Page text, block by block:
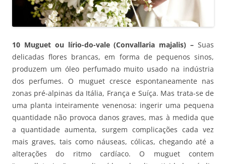
10 Muguet ou lírio-do-vale (Convallaria majalis) – Suas
delicadas flores brancas, em forma de pequenos sinos,
produzem um óleo perfumado muito usado na indústria
dos perfumes. O muguet cresce espontaneamente nas
zonas pré-alpinas da Itália, França e Suíça. Mas trata-se de
uma planta inteiramente venenosa: ingerir uma pequena
quantidade não provoca danos graves, mas à medida que
a quantidade aumenta, surgem complicações cada vez
mais graves, tais como náuseas, cólicas, chegando até a
alterações do ritmo cardíaco. O muguet contem